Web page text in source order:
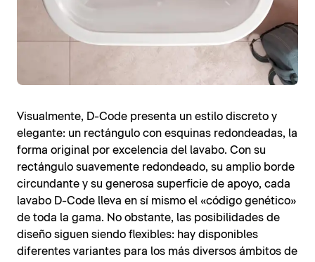
Visualmente, D-Code presenta un estilo discreto y
elegante: un rectángulo con esquinas redondeadas, la
forma original por excelencia del lavabo. Con su
rectángulo suavemente redondeado, su amplio borde
circundante y su generosa superficie de apoyo, cada
lavabo D-Code lleva en sí mismo el «código genético»
de toda la gama. No obstante, las posibilidades de
diseño siguen siendo flexibles: hay disponibles
diferentes variantes para los más diversos ámbitos de